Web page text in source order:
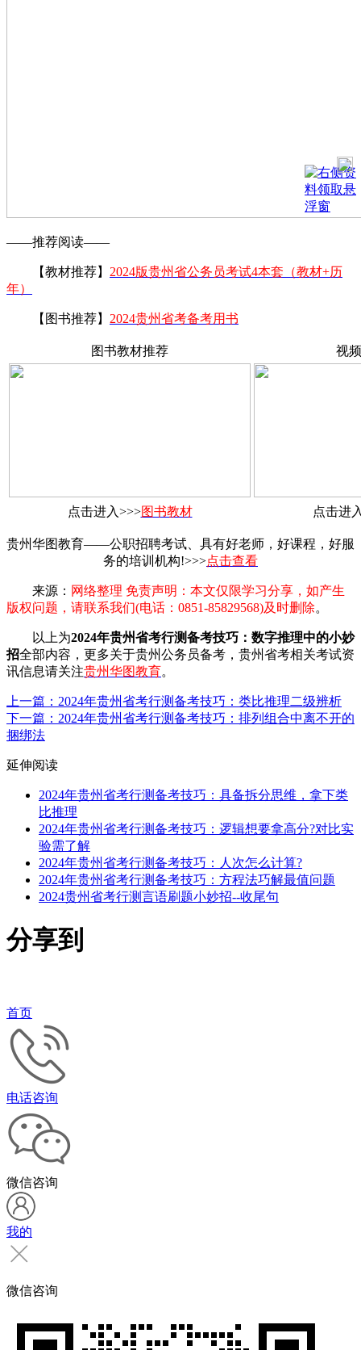
——推荐阅读——
【教材推荐】 2024版贵州省公务员考试4本套（教材+历
年）
【图书推荐】 2024贵州省考备考用书
图书教材推荐 视
点击进入>>>图书教材 点击进
贵州华图教育——公职招聘考试、具有好老师，好课程，好服
务的培训机构!>>>点击查看
来源： 网络整理 免责声明：本文仅限学习分享，如产生
版权问题，请联系我们(电话：0851-85829568)及时删除。
以上为2024年贵州省考行测备考技巧：数字推理中的小妙
招全部内容，更多关于贵州公务员备考，贵州省考相关考试资
讯信息请关注贵州华图教育。
上一篇：2024年贵州省考行测备考技巧：类比推理二级辨析
下一篇：2024年贵州省考行测备考技巧：排列组合中离不开的
捆绑法
延伸阅读
2024年贵州省考行测备考技巧：具备拆分思维，拿下类
比推理
2024年贵州省考行测备考技巧：逻辑想要拿高分?对比实
验需了解
2024年贵州省考行测备考技巧：人次怎么计算?
2024年贵州省考行测备考技巧：方程法巧解最值问题
2024贵州省考行测言语刷题小妙招--收尾句
分享到
首页
电话咨询
微信咨询
我的
微信咨询